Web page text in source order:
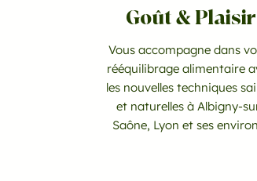
Goût & Plaisir
Vous accompagne dans
rééquilibrage alimentaire
les nouvelles techniques
et naturelles à Albigny-
Saône, Lyon et ses